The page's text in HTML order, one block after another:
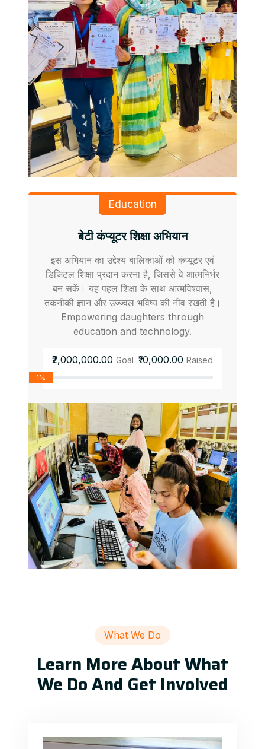
Education
बेटी कंप्यूटर शिक्षा अभियान
इस अभियान का उद्देश्य बालिकाओं को कंप्यूटर एवं
डिजिटल शिक्षा प्रदान करना है, जिससे वे आत्मनिर्भर
बन सकें। यह पहल शिक्षा के साथ आत्मविश्वास,
तकनीकी ज्ञान और उज्ज्वल भविष्य की नींव रखती है।
Empowering daughters through
education and technology.
₹2,000,000.00 Goal ₹10,000.00 Raised
1%
What We Do
Learn More About What
We Do And Get Involved